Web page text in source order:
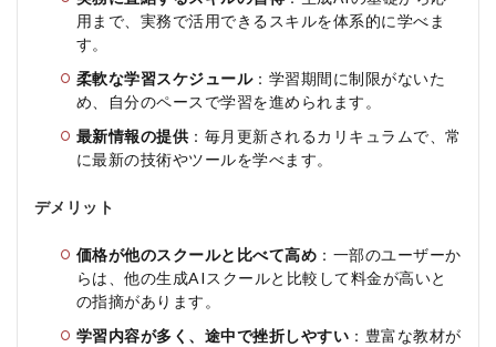
用まで、実務で活用できるスキルを体系的に学べま
す。
柔軟な学習スケジュール：学習期間に制限がないた
め、自分のペースで学習を進められます。
最新情報の提供 ：毎月更新されるカリキュラムで、常
に最新の技術やツールを学べます。
デメリット
価格が他のスクールと比べて高め ：一部のユーザーか
らは、他の生成AIスクールと比較して料金が高いと
の指摘があります。
学習内容が多く、途中で挫折しやすい ：豊富な教材が